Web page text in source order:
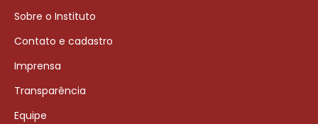
Sobre o Instituto
Contato e cadastro
Imprensa
Transparência
Equipe